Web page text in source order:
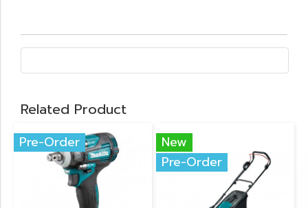
Related Product
Pre-Order
New
Pre-Order